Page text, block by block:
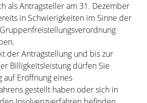
als Antragsteller am 31. Dezember
in Schwierigkeiten im Sinne der
der Antragstellung und bis zur
Billigkeitsleistung dürfen Sie
auf Eröffnung eines
gestellt haben oder sich in